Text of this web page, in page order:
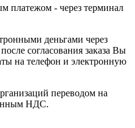
платежом - через терминал
деньгами через
согласования заказа Вы
на телефон и электронную
переводом на
НДС.